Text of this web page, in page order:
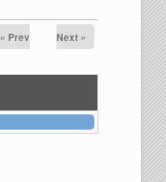
« Prev Next »